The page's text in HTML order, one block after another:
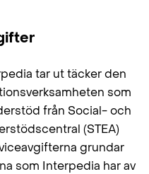
tar ut täcker den
som
från Social- och
(STEA)
grundar
som Interpedia har av